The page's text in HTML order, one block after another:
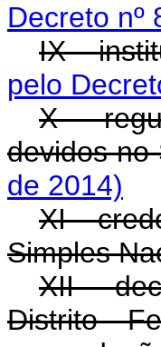
Decreto nº
IX -
pelo
X -
devidos no
de 2014)
XI -
Simples
XII -
Distrito